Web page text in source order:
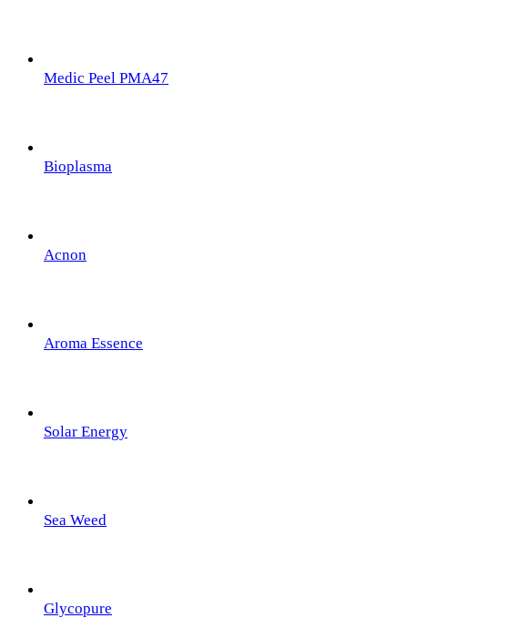
Medic Peel PMA47
Bioplasma
Acnon
Aroma Essence
Solar Energy
Sea Weed
Glycopure